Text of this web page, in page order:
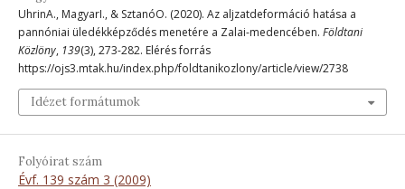
UhrinA., MagyarI., & SztanóO. (2020). Az aljzatdeformáció hatása a
pannóniai üledékképződés menetére a Zalai-medencében. Földtani
Közlöny, 139(3), 273-282. Elérés forrás
https://ojs3.mtak.hu/index.php/foldtanikozlony/article/view/2738
Idézet formátumok
Folyóirat szám
Évf. 139 szám 3 (2009)